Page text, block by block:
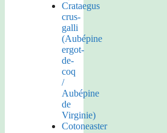
Crataegus
crus-
galli
(Aubépine
ergot-
de-
coq
/
Aubépine
de
Virginie)
Cotoneaster